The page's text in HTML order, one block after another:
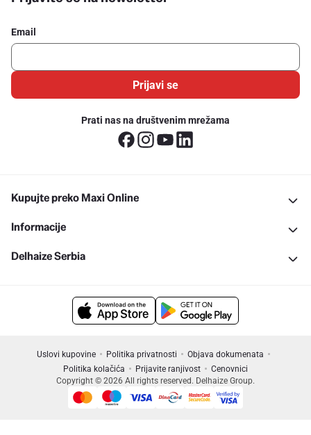
Email
Prijavi se
Prati nas na društvenim mrežama
Kupujte preko Maxi Online
Informacije
Delhaize Serbia
Uslovi kupovine Politika privatnosti
Objava dokumenata
Politika kolačića
Prijavite ranjivost
Cenovnici
Copyright © 2026 All rights reserved. Delhaize Group.